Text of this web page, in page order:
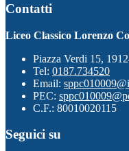
Contatti
Liceo Classico Lorenzo
Piazza Verdi 15,
Tel: 0187.734520
Email:
PEC:
C.F.: 80010020115
Seguici su